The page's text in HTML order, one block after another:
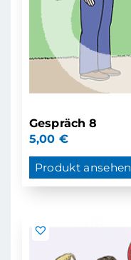
Gespräch 8
5,00 €
Produkt ansehen